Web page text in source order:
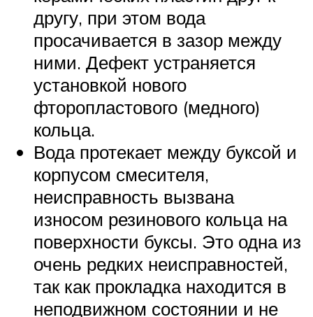
другу, при этом вода
просачивается в зазор между
ними. Дефект устраняется
установкой нового
фторопластового (медного)
кольца.
Вода протекает между буксой и
корпусом смесителя,
неисправность вызвана
износом резинового кольца на
поверхности буксы. Это одна из
очень редких неисправностей,
так как прокладка находится в
неподвижном состоянии и не